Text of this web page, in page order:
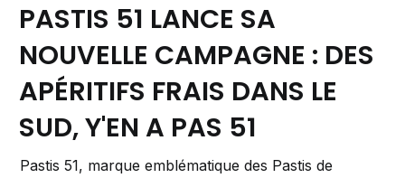
PASTIS 51 LANCE SA
NOUVELLE CAMPAGNE : DES
APÉRITIFS FRAIS DANS LE
SUD, Y'EN A PAS 51
Pastis 51, marque emblématique des Pastis de